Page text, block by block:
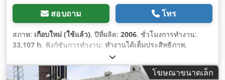
สอบถาม โทร
สภาพ: เกือบใหม่ (ใช้แล้ว), ปีที่ผลิต: 2006, ชั่วโมงการทำงาน:
33,107 h, ฟังก์ชันการทำงาน: ทำงานได้เต็มประสิทธิภาพ,
โฆษณาขนาดเล็ก